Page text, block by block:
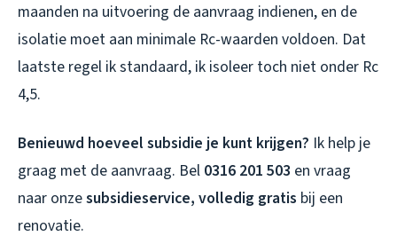
maanden na uitvoering de aanvraag indienen, en de
isolatie moet aan minimale Rc-waarden voldoen. Dat
laatste regel ik standaard, ik isoleer toch niet onder Rc
4,5.
Benieuwd hoeveel subsidie je kunt krijgen? Ik help je
graag met de aanvraag. Bel 0316 201 503 en vraag
naar onzesubsidieservice, volledig gratis bij een
renovatie.